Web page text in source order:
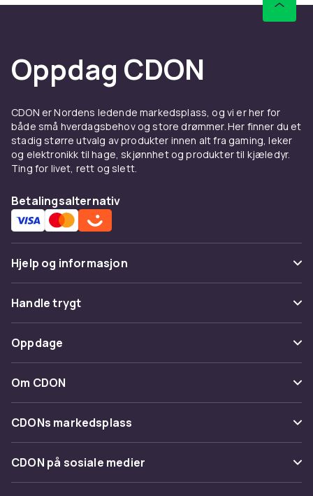
Oppdag CDON
CDON er Nordens ledende markedsplass, og vi er her for
både små hverdagsbehov og store drømmer. Her finner du et
stadig større utvalg av produkter innen alt fra gaming, leker
og elektronikk til hage, skjønnhet og produkter til kjæledyr.
Ting for livet, rett og slett.
Betalingsalternativ
Hjelp og informasjon
Vanlige spørsmål
Spor pakke
Angre & returner her
Kontakt oss
Handle trygt
Betaling
Levering
Tilbakekallinger
Oppdage
Kategorier
Varemerker
Om CDON
Om oss
Kundeanmeldelser
Jobbe på CDON
CDONs markedsplass
Merchant Help Center
CDON på sosiale medier